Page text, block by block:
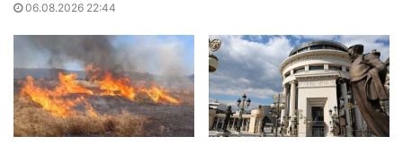
06.08.2026 22:44